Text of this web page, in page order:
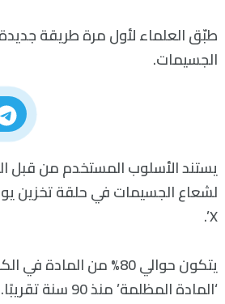
طبّق العلماء لأول مرة طريقة
الجسيمات.
X’.
يتكون حوالي 80% من
‘المادة المظلمة’ منذ 90 سنة تقريبًا.